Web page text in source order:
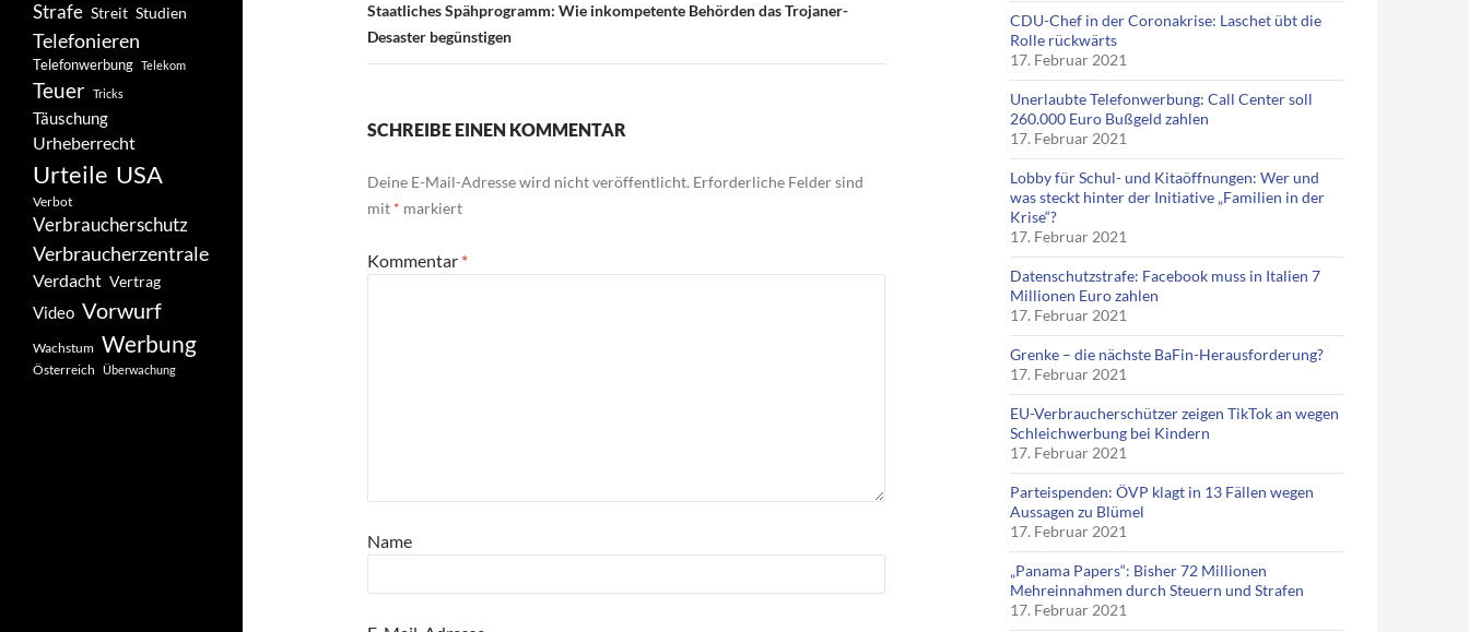
Staatliches Spähprogramm: Wie inkompetente Behörden das Trojaner-
Desaster begünstigen
SCHREIBE EINEN KOMMENTAR
Deine E-Mail-Adresse wird nicht veröffentlicht. Erforderliche Felder sind
mit * markiert
Kommentar *
Name
CDU-Chef in der Coronakrise: Laschet übt die
Rolle rückwärts
17. Februar 2021
Unerlaubte Telefonwerbung: Call Center soll
260.000 Euro Bußgeld zahlen
17. Februar 2021
Lobby für Schul- und Kitaöffnungen: Wer und
was steckt hinter der Initiative „Familien in der
Krise“?
17. Februar 2021
Datenschutzstrafe: Facebook muss in Italien 7
Millionen Euro zahlen
17. Februar 2021
Grenke – die nächste BaFin-Herausforderung?
17. Februar 2021
EU-Verbraucherschützer zeigen TikTok an wegen
Schleichwerbung bei Kindern
17. Februar 2021
Parteispenden: ÖVP klagt in 13 Fällen wegen
Aussagen zu Blümel
17. Februar 2021
„Panama Papers“: Bisher 72 Millionen
Mehreinnahmen durch Steuern und Strafen
17. Februar 2021
Strafe Streit Studien
Telefonieren
Telefonwerbung Telekom
Teuer Tricks
Täuschung
Urheberrecht
Urteile USA
Verbot
Verbraucherschutz
Verbraucherzentrale
Verdacht Vertrag
Video Vorwurf
Wachstum Werbung
Österreich Überwachung